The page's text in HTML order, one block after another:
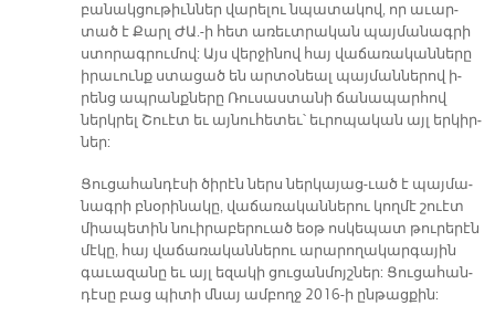
բա­նակ­ցու­թիւն­ներ վա­րե­լու նպա­տա­կով, որ ա­ւար­
տած է Քարլ ԺԱ.-ի հետ ա­ռեւտ­րա­կան պայ­մա­նագ­րի
ստո­րագ­րու­մով: Այս վեր­ջի­նով հայ վա­ճա­ռա­կան­նե­րը
ի­րա­ւունք ստա­ցած են ար­տօ­նեալ պայ­ման­նե­րով ի­
րենց ապ­րանք­նե­րը Ռու­սաս­տա­նի ճա­նա­պար­հով
ներկ­րել Շուէտ եւ այ­նու­հե­տեւ՝ եւ­րո­պա­կան այլ եր­կիր­
ներ:
Ցու­ցա­հան­դէ­սի ծի­րէն ներս ներ­կա­յա­ց-ւած է պայ­մա­
նագ­րի բնօ­րի­նա­կը, վա­ճա­ռա­կան­նե­րու կող­մէ շուէտ
միա­պե­տին նուի­րա­բե­րուած եօթ ոս­կե­պատ թու­րե­րէն
մէ­կը, հայ վա­ճա­ռա­կան­նե­րու ա­րա­րո­ղա­կար­գա­յին
գա­ւա­զա­նը եւ այլ ե­զա­կի ցու­ցան­մոյշ­ներ: Ցու­ցա­հան­
դէ­սը բաց պի­տի մնայ ամ­բողջ 2016-ի ըն­թաց­քին: